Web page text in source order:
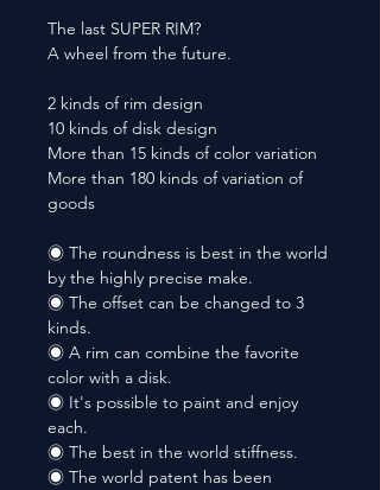
The last SUPER RIM?
A wheel from the future.
2 kinds of rim design
10 kinds of disk design
More than 15 kinds of color variation
More than 180 kinds of variation of
goods
◉ The roundness is best in the world
by the highly precise make.
◉ The offset can be changed to 3
kinds.
◉ A rim can combine the favorite
color with a disk.
◉ It's possible to paint and enjoy
each.
◉ The best in the world stiffness.
◉ The world patent has been